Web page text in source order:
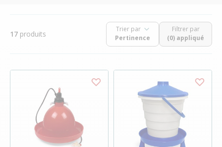
17 produits
Trier par
Filtrer par
(0) appliqué